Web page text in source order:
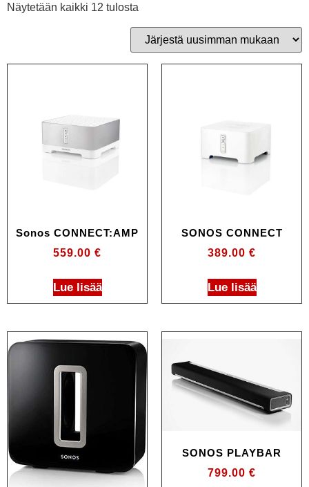
Näytetään kaikki 12 tulosta
Sonos CONNECT:AMP
559.00 €
Lue lisää
SONOS CONNECT
389.00 €
Lue lisää
SONOS PLAYBAR
799.00 €